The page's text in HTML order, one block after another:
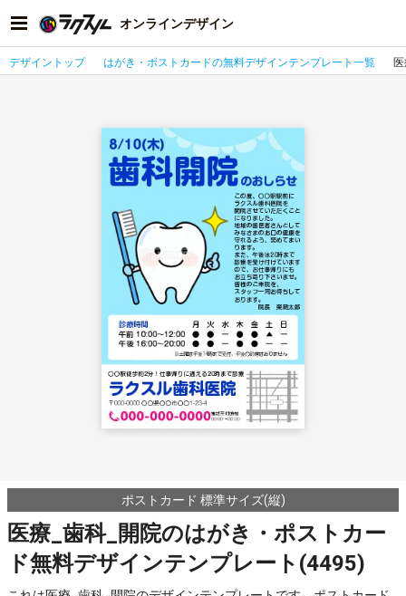
オンラインデザイン
デザイントップ はがき・ポストカードの無料デザインテンプレート一覧
ポストカード 標準サイズ(縦)
医療_歯科_開院のはがき・ポストカー
ド無料デザインテンプレート(4495)